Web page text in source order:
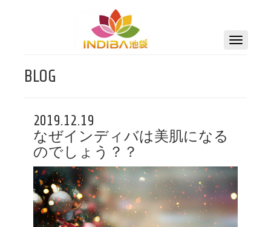
BLOG
2019.12.19
なぜインディバは美肌になる
のでしょう？？